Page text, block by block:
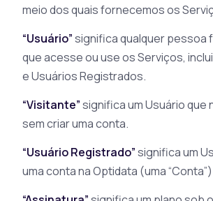
meio dos quais fornecemos os
“Usuário”significa qualquer pessoa
que acesse ou use os Serviços,
e Usuários Registrados.
“Visitante”significa um Usuário que
sem criar uma conta.
“Usuário Registrado”significa um
uma conta na Optidata (uma